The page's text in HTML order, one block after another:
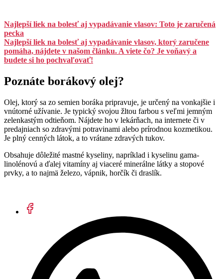
Najlepší liek na bolesť aj vypadávanie vlasov: Toto je zaručená
pecka
Najlepší liek na bolesť aj vypadávanie vlasov, ktorý zaručene
pomáha, nájdete v našom článku. A viete čo? Je voňavý a
budete si ho pochvaľovať!
Poznáte borákový olej?
Olej, ktorý sa zo semien boráka pripravuje, je určený na vonkajšie i
vnútorné užívanie. Je typický svojou žltou farbou s veľmi jemným
zelenkastým odtieňom. Nájdete ho v lekárňach, na internete či v
predajniach so zdravými potravinami alebo prírodnou kozmetikou.
Je plný cenných látok, a to vrátane zdravých tukov.
Obsahuje dôležité mastné kyseliny, napríklad i kyselinu gama-
linolénovú a ďalej vitamíny aj viaceré minerálne látky a stopové
prvky, a to najmä železo, vápnik, horčík či draslík.